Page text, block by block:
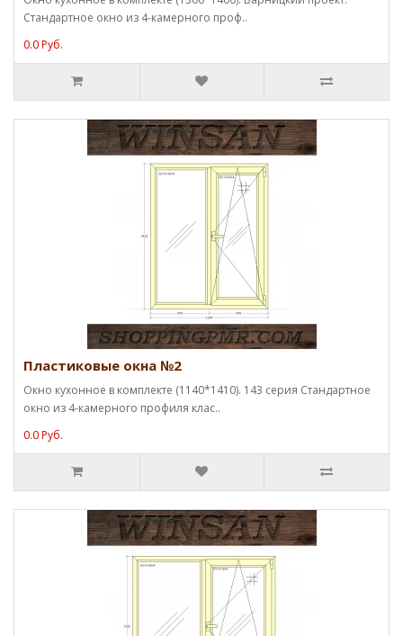
Стандартное окно из 4-камерного проф..
0.0 Руб.
Пластиковые окна №2
Окно кухонное в комплекте (1140*1410). 143 серия Стандартное
окно из 4-камерного профиля клас..
0.0 Руб.